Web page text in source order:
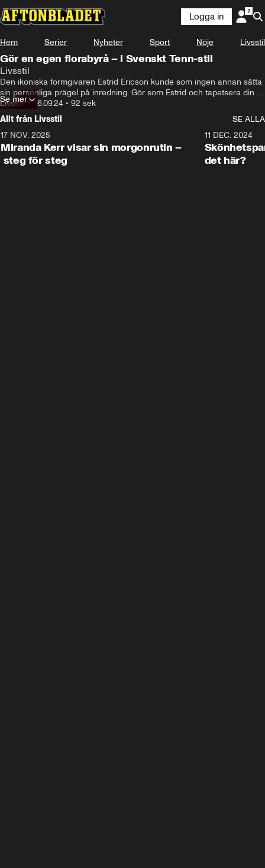
Logga in
Hem Serier Nyheter Sport Nöje Livsstil
Gör en egen florabyrå – i Svenskt Tenn-stil
Livsstil
Den ikoniska formgivaren Estrid Ericson kunde som ingen annan sätta
sin personliga prägel på inredning. Gör som Estrid och tapetsera din
byrå med bilder från en gammal Svensk Flora! Här får du lära dig hur
du gör din egen Flora-byrå – eller varför inte flora-skåp?
Livsstil•26.09.24 • 92 sek
Se mer
Allt från Livsstil
SE ALLA
17 NOV. 2025
Miranda Kerr visar sin morgonrutin –
steg för steg
11 DEC. 2024
det här?